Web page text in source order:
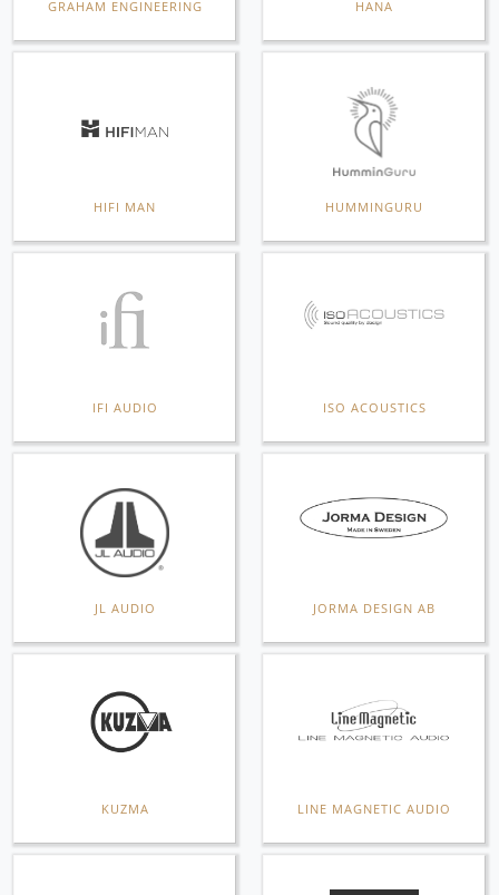
GRAHAM ENGINEERING HANA
HIFI MAN HUMMINGURU
IFI AUDIO ISO ACOUSTICS
JL AUDIO JORMA DESIGN AB
KUZMA LINE MAGNETIC AUDIO